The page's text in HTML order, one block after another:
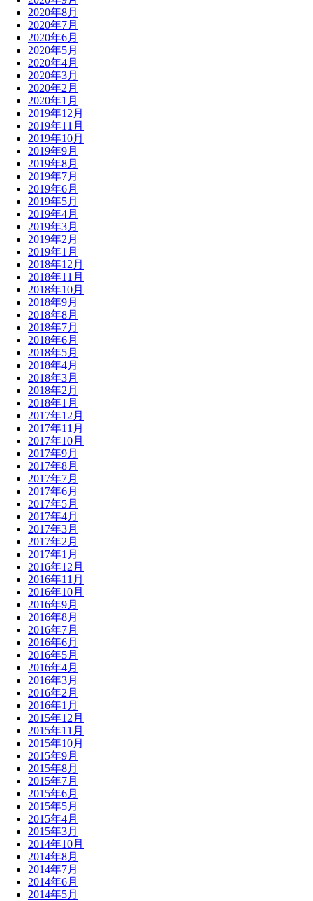
2020年8月
2020年7月
2020年6月
2020年5月
2020年4月
2020年3月
2020年2月
2020年1月
2019年12月
2019年11月
2019年10月
2019年9月
2019年8月
2019年7月
2019年6月
2019年5月
2019年4月
2019年3月
2019年2月
2019年1月
2018年12月
2018年11月
2018年10月
2018年9月
2018年8月
2018年7月
2018年6月
2018年5月
2018年4月
2018年3月
2018年2月
2018年1月
2017年12月
2017年11月
2017年10月
2017年9月
2017年8月
2017年7月
2017年6月
2017年5月
2017年4月
2017年3月
2017年2月
2017年1月
2016年12月
2016年11月
2016年10月
2016年9月
2016年8月
2016年7月
2016年6月
2016年5月
2016年4月
2016年3月
2016年2月
2016年1月
2015年12月
2015年11月
2015年10月
2015年9月
2015年8月
2015年7月
2015年6月
2015年5月
2015年4月
2015年3月
2014年10月
2014年8月
2014年7月
2014年6月
2014年5月